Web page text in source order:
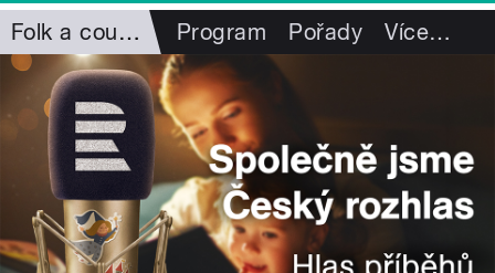
Folk a country Program Pořady Více…